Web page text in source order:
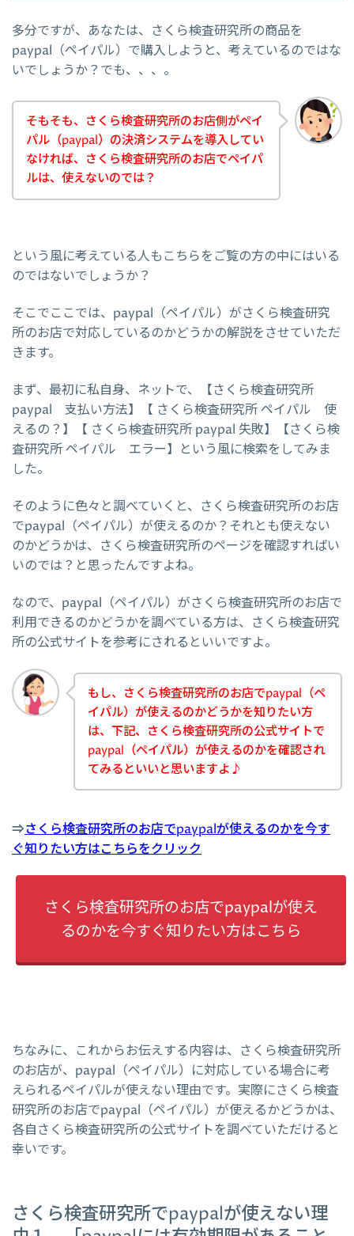
多分ですが、あなたは、さくら検査研究所の商品を
paypal（ペイパル）で購入しようと、考えているのではな
いでしょうか？でも、、、。
そもそも、さくら検査研究所のお店側がペイ
パル（paypal）の決済システムを導入してい
なければ、さくら検査研究所のお店でペイパ
ルは、使えないのでは？
という風に考えている人もこちらをご覧の方の中にはいる
のではないでしょうか？
そこでここでは、paypal（ペイパル）がさくら検査研究
所のお店で対応しているのかどうかの解説をさせていただ
きます。
まず、最初に私自身、ネットで、【さくら検査研究所
paypal 支払い方法】【 さくら検査研究所 ペイパル 使
えるの？】【 さくら検査研究所 paypal 失敗】【さくら検
査研究所 ペイパル エラー】という風に検索をしてみま
した。
そのように色々と調べていくと、さくら検査研究所のお店
でpaypal（ペイパル）が使えるのか？それとも使えない
のかどうかは、さくら検査研究所のページを確認すればい
いのでは？と思ったんですよね。
なので、paypal（ペイパル）がさくら検査研究所のお店で
利用できるのかどうかを調べている方は、さくら検査研究
所の公式サイトを参考にされるといいですよ。
もし、さくら検査研究所のお店でpaypal（ペ
イパル）が使えるのかどうかを知りたい方
は、下記、さくら検査研究所の公式サイトで
paypal（ペイパル）が使えるのかを確認され
てみるといいと思いますよ♪
⇒さくら検査研究所のお店でpaypalが使えるのかを今す
ぐ知りたい方はこちらをクリック
さくら検査研究所のお店でpaypalが使え
るのかを今すぐ知りたい方はこちら
ちなみに、これからお伝えする内容は、さくら検査研究所
のお店が、paypal（ペイパル）に対応している場合に考
えられるペイパルが使えない理由です。実際にさくら検査
研究所のお店でpaypal（ペイパル）が使えるかどうかは、
各自さくら検査研究所の公式サイトを調べていただけると
幸いです。
さくら検査研究所でpaypalが使えない理